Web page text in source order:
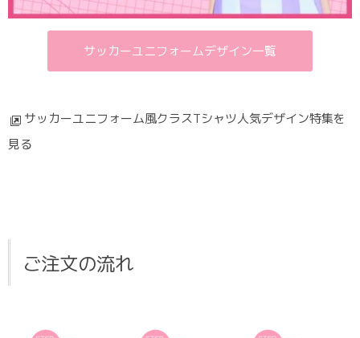
サッカーユニフォームデザイン一覧
サッカーユニフォーム風クラスTシャツ人気デザイン特集を
見る
ご注文の流れ